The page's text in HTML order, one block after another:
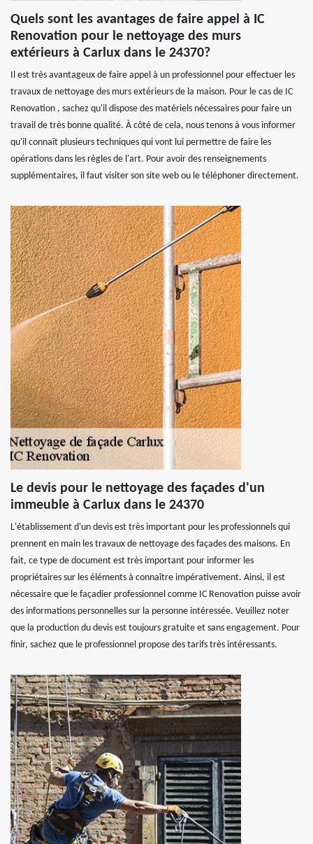
Quels sont les avantages de faire appel à IC
Renovation pour le nettoyage des murs
extérieurs à Carlux dans le 24370?
Il est très avantageux de faire appel à un professionnel pour effectuer les
travaux de nettoyage des murs extérieurs de la maison. Pour le cas de IC
Renovation , sachez qu'il dispose des matériels nécessaires pour faire un
travail de très bonne qualité. À côté de cela, nous tenons à vous informer
qu'il connaît plusieurs techniques qui vont lui permettre de faire les
opérations dans les règles de l'art. Pour avoir des renseignements
supplémentaires, il faut visiter son site web ou le téléphoner directement.
Le devis pour le nettoyage des façades d'un
immeuble à Carlux dans le 24370
L'établissement d'un devis est très important pour les professionnels qui
prennent en main les travaux de nettoyage des façades des maisons. En
fait, ce type de document est très important pour informer les
propriétaires sur les éléments à connaître impérativement. Ainsi, il est
nécessaire que le façadier professionnel comme IC Renovation puisse avoir
des informations personnelles sur la personne intéressée. Veuillez noter
que la production du devis est toujours gratuite et sans engagement. Pour
finir, sachez que le professionnel propose des tarifs très intéressants.